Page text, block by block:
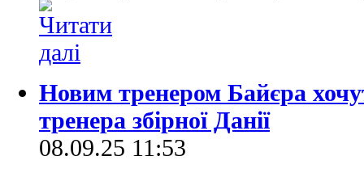
Новим тренером Байєра
тренера збірної Данії
08.09.25 11:53